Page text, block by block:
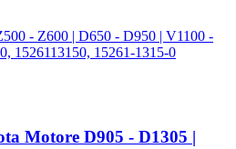
Motore D905 - D1305 |